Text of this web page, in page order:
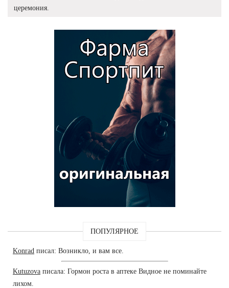
церемония.
ПОПУЛЯРНОЕ
Konrad писал: Возникло, и вам все.
Kutuzova писала: Гормон роста в аптеке Видное не поминайте
лихом.